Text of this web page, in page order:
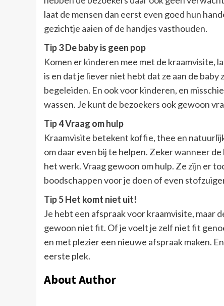
laat de mensen dan eerst even goed hun
gezichtje aaien of de handjes vasthouden.
Tip 3 De baby is geen pop
Komen er kinderen mee met de kraamvisite,
is en dat je liever niet hebt dat ze aan de
begeleiden. En ook voor kinderen, en
wassen. Je kunt de bezoekers ook gewoon
Tip 4 Vraag om hulp
Kraamvisite betekent koffie, thee en
om daar even bij te helpen. Zeker wanneer
het werk. Vraag gewoon om hulp. Ze zijn er
boodschappen voor je doen of even
Tip 5 Het komt niet uit!
Je hebt een afspraak voor kraamvisite, maar
gewoon niet fit. Of je voelt je zelf niet fit
en met plezier een nieuwe afspraak maken.
eerste plek.
About Author